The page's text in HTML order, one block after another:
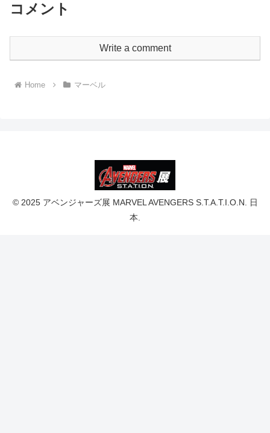
コメント
Write a comment
Home マーベル
© 2025 アベンジャーズ展 MARVEL AVENGERS S.T.A.T.I.O.N. 日
本.